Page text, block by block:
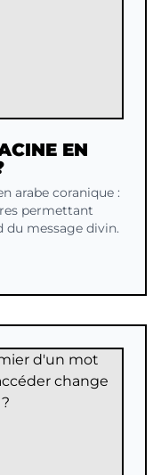
EN
arabe coranique :
permettant
du message divin.